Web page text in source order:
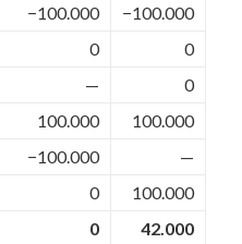
−100.000
−100.000
0
0
—
0
100.000
100.000
−100.000
—
0
100.000
0 42.000